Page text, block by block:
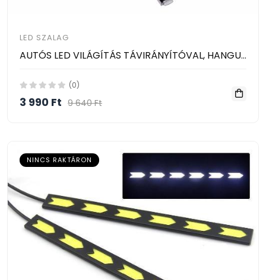
LED SZALAG
AUTÓS LED VILÁGÍTÁS TÁVIRÁNYÍTÓVAL, HANGULATVILÁGÍTÁS 4 db-os
(0)
3 990 Ft 9 640 Ft
NINCS RAKTÁRON